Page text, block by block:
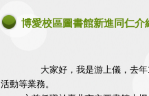
博愛校區圖書館新進同仁介
大家好，我是游上儀，去年
活動等業務。